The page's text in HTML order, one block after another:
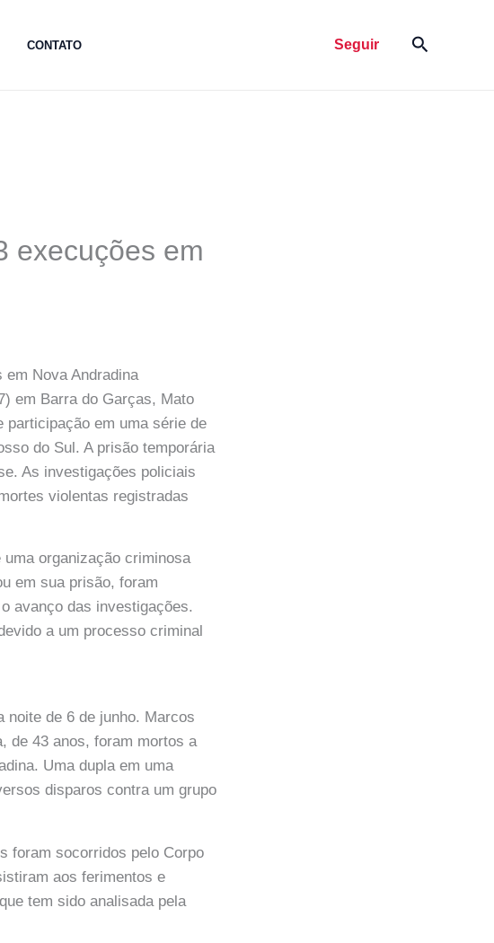
CONTATO Seguir Pesquisar
execuções em
Nova Andradina
em Barra do Garças, Mato
participação em uma série de
do Sul. A prisão temporária
As investigações policiais
violentas registradas
organização criminosa
em sua prisão, foram
avanço das investigações.
a um processo criminal
noite de 6 de junho. Marcos
de 43 anos, foram mortos a
Uma dupla em uma
disparos contra um grupo
foram socorridos pelo Corpo
aos ferimentos e
tem sido analisada pela